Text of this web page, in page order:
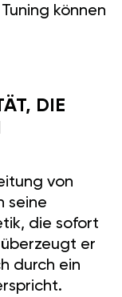
können
DIE
von
seine
die sofort
er
durch ein